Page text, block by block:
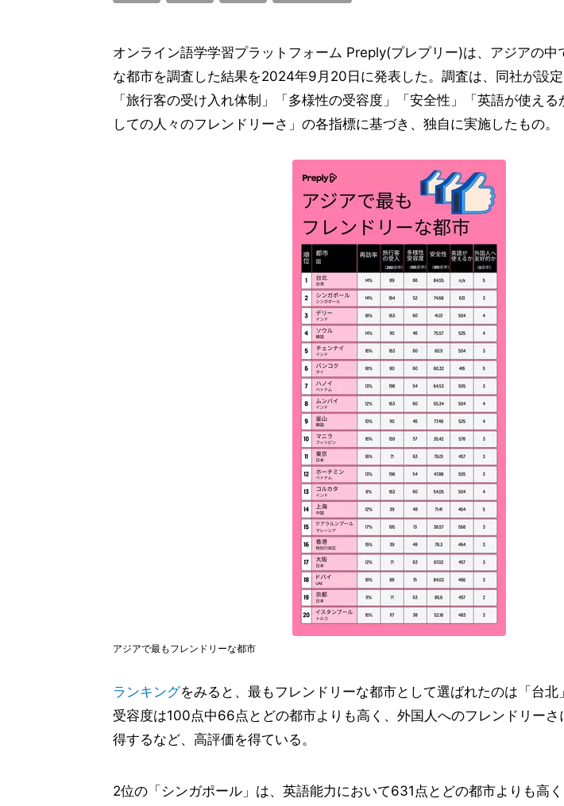
オンライン語学学習プラットフォーム Preply(プレプリー)は、アジアの中
な都市を調査した結果を2024年9月20日に発表した。調査は、同社が設定
「旅行客の受け入れ体制」「多様性の受容度」「安全性」「英語が使え
しての人々のフレンドリーさ」の各指標に基づき、独自に実施したもの。
アジアで最もフレンドリーな都市
ランキングをみると、最もフレンドリーな都市として選ばれたのは「台北
受容度は100点中66点とどの都市よりも高く、外国人へのフレンドリーさ
得するなど、高評価を得ている。
2位の「シンガポール」は、英語能力において631点とどの都市よりも高